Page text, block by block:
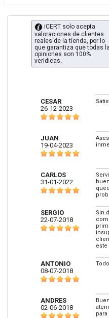
iCERT solo acepta
valoraciones de clientes
reales de la tienda, por lo
que garantiza que todas
opiniones son 100%
veridicas.
CESAR
26-12-2023
JUAN
19-04-2023
CARLOS
31-01-2022
SERGIO
22-07-2018
Sin
este
ANTONIO
08-07-2018
ANDRES
02-06-2018